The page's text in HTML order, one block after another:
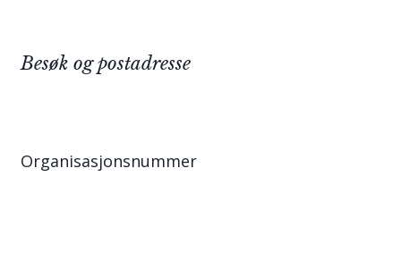
Besøk og postadresse
Organisasjonsnummer